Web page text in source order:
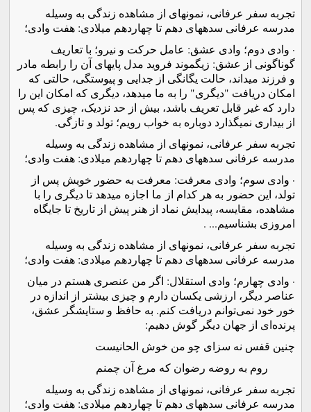
تجربه سفر عرفانی، نمونه­ای از مشاهده زندگی به وسیله
مدرسه عرفانی سده­های دهم تا چهاردهم میلادی: هفت وادی؛
· وادی دوم؛ وادی عشق: عامل حرکت و نیرو؛ با تعاریف
گوناگونی از عشق: زیگموند فروید مدل پایه­ای آن را رابطه مادر
و فرزند می­داند، حالت یگانگی از جدایی و پیوستگی، حالتی که
امکان دریافت "دیگری" را به ما می­دهد، دیگری که امکان این را
دارد که غیر قابل تعریف باشد، بیش از حد نزدیک، چیزی که پس
از بیداری نمی­گذارد دوباره به خواب رویم؛ تولد و تازگی.
تجربه سفر عرفانی، نمونه­ای از مشاهده زندگی به وسیله
مدرسه عرفانی سده­های دهم تا چهاردهم میلادی: هفت وادی؛
· وادی سوم؛ وادی معرفت: معرفت به حضور خویش پس از
تولد، این حضور به هر کدام از ما اجازه می­دهد تا دیگری را با
مشاهده، مقایسه، پیدایش نماد از هنر پیش از تاریخ تا جایگاه
امروزی بشناسیم... .
تجربه سفر عرفانی، نمونه­ای از مشاهده زندگی به وسیله
مدرسه عرفانی سده­های دهم تا چهاردهم میلادی: هفت وادی؛
· وادی چهارم؛ وادی استقلال: اگر من عنصری هستم در میان
عناصر دیگر، ارزشی یکسان دارم و چیزی بیشتر از اندازه در
خور خود نمی‌توانم دریافت کنم. به حافظ و ستایشگر عشق،
پرنده‌ای از جهان دیگر گوش دهیم:
چنین قفس نه سزای چو من خوش الحانیست
روم به روضه رضوان که مرغ آن چمنم
تجربه سفر عرفانی، نمونه­ای از مشاهده زندگی به وسیله
مدرسه عرفانی سده­های دهم تا چهاردهم میلادی: هفت وادی؛